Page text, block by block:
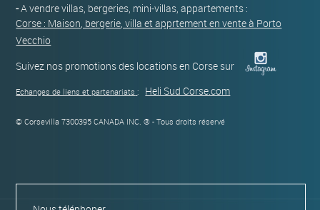
-A vendre villas, bergeries, mini-villas, appartements :
Corse : Maison, bergerie, villa et apprtement en vente à Porto
Vecchio
Suivez nos promotions des locations en Corse sur
Echanges de liens et partenariats : Heli Sud Corse.com
© Corsevilla 7300395 CANADA INC. ® - Tous droits réservé